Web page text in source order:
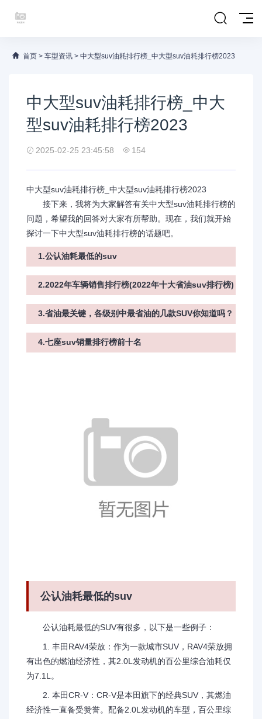
首页 > 车型资讯 > 中大型suv油耗排行榜_中大型suv油耗排行榜2023
中大型suv油耗排行榜_中大
型suv油耗排行榜2023
2025-02-25 23:45:58 154
中大型suv油耗排行榜_中大型suv油耗排行榜2023
接下来，我将为大家解答有关中大型suv油耗排行榜的
问题，希望我的回答对大家有所帮助。现在，我们就开始
探讨一下中大型suv油耗排行榜的话题吧。
1.公认油耗最低的suv
2.2022年车辆销售排行榜(2022年十大省油suv排行榜)
3.省油最关键，各级别中最省油的几款SUV你知道吗？
4.七座suv销量排行榜前十名
公认油耗最低的suv
公认油耗最低的SUV有很多，以下是一些例子：
1. 丰田RAV4荣放：作为一款城市SUV，RAV4荣放拥
有出色的燃油经济性，其2.0L发动机的百公里综合油耗仅
为7.1L。
2. 本田CR-V：CR-V是本田旗下的经典SUV，其燃油
经济性一直备受赞誉。配备2.0L发动机的车型，百公里综